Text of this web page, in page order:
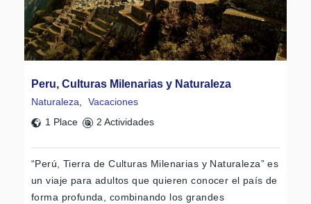
Peru, Culturas Milenarias y Naturaleza
Naturaleza,
Vacaciones
1 Place
2 Actividades
“Perú, Tierra de Culturas Milenarias y Naturaleza” es
un viaje para adultos que quieren conocer el país de
forma profunda, combinando los grandes